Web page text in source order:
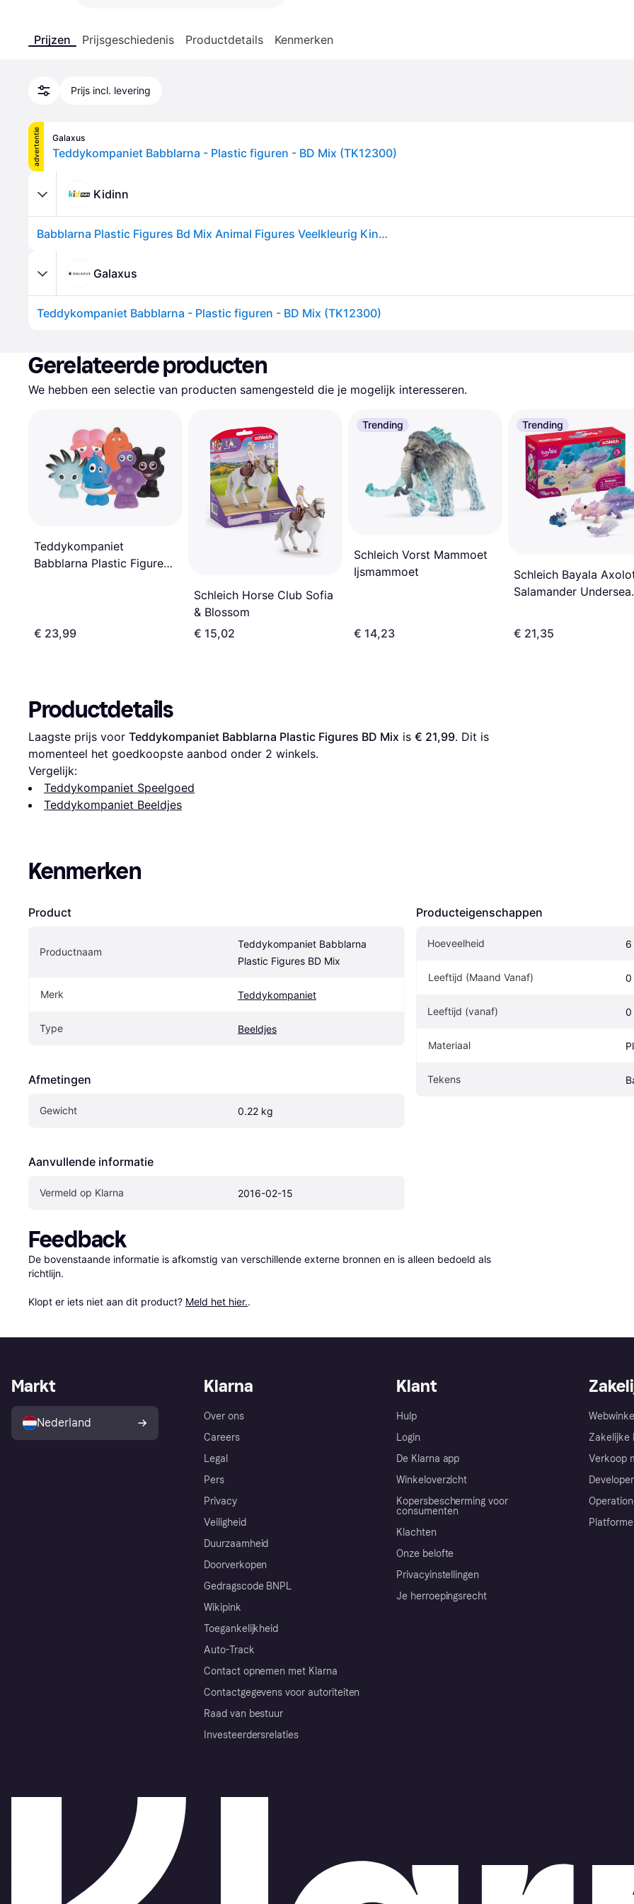
Prijzen Prijsgeschiedenis Productdetails Kenmerken
Prijs incl. levering
advertentie Galaxus
Teddykompaniet Babblarna - Plastic figuren - BD Mix (TK12300)
Kidinn
Babblarna Plastic Figures Bd Mix Animal Figures Veelkleurig Kinderen
Galaxus
Teddykompaniet Babblarna - Plastic figuren - BD Mix (TK12300)
Gerelateerde producten
We hebben een selectie van producten samengesteld die je mogelijk interesseren.
Teddykompaniet
Babblarna Plastic Figuren
€ 23,99
Schleich Horse Club Sofia
& Blossom
€ 15,02
Trending
Schleich Vorst Mammoet
Ijsmammoet
€ 14,23
Trending
Schleich Bayala
Salamander Undersea
€ 21,35
Productdetails
Laagste prijs voor Teddykompaniet Babblarna Plastic Figures BD Mix is € 21,99. Dit is
momenteel het goedkoopste aanbod onder 2 winkels.
Vergelijk:
Teddykompaniet Speelgoed
Teddykompaniet Beeldjes
Kenmerken
Product
Productnaam
Teddykompaniet Babblarna
Plastic Figures BD Mix
Merk Teddykompaniet
Type Beeldjes
Afmetingen
Gewicht 0.22 kg
Aanvullende informatie
Vermeld op Klarna 2016-02-15
Producteigenschappen
Hoeveelheid 6
Leeftijd (Maand Vanaf) 0
Leeftijd (vanaf) 0
Materiaal
Tekens
Feedback
De bovenstaande informatie is afkomstig van verschillende externe bronnen en is alleen bedoeld als
richtlijn.
Klopt er iets niet aan dit product? Meld het hier..
Klarna
Over ons
Careers
Legal
Pers
Privacy
Veiligheid
Duurzaamheid
Doorverkopen
Gedragscode BNPL
Wikipink
Toegankelijkheid
Auto-Track
Contact opnemen met Klarna
Contactgegevens voor autoriteiten
Raad van bestuur
Investeerdersrelaties
Klant
Hulp
Login
De Klarna app
Winkeloverzicht
Kopersbescherming voor
consumenten
Klachten
Onze belofte
Privacyinstellingen
Je herroepingsrecht
Zakelijke
Verkoop
Markt
Nederland